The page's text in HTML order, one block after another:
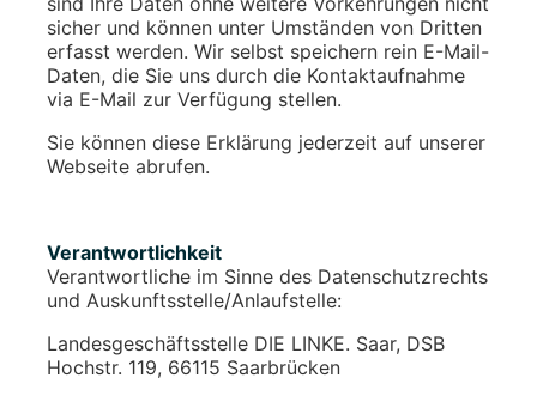
sicher und können unter Umständen von Dritten
erfasst werden. Wir selbst speichern rein E-Mail-
Daten, die Sie uns durch die Kontaktaufnahme
via E-Mail zur Verfügung stellen.
Sie können diese Erklärung jederzeit auf unserer
Webseite abrufen.
Verantwortlichkeit
Verantwortliche im Sinne des Datenschutzrechts
und Auskunftsstelle/Anlaufstelle:
Landesgeschäftsstelle DIE LINKE. Saar, DSB
Hochstr. 119, 66115 Saarbrücken